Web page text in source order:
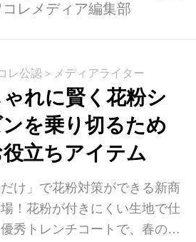
ド初のポップアップストアが有
手に取り、試着できるチャン
場で購入でき、来場者限定特
リジナルのノベルティもご用意
す。
コレメディア編集部
レ公認＞メディアライター
れに賢く花粉シ
を乗り切るため
立ちアイテム
だけ」で花粉対策ができる新商
！花粉が付きにくい生地で仕
秀トレンチコートで、春の外